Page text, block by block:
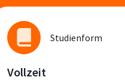
Studienform
Vollzeit